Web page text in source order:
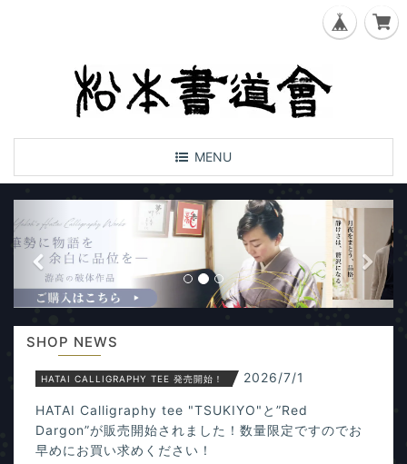
T
o
g
l
e
n
a
i
o
n
MENU
P
r
e
v
i
u
s
N
x
t
SHOP NEWS
HATAI CALLIGRAPHY TEE 発売開始！ 2026/7/1
HATAI Calligraphy tee "TSUKIYO"と”Red
Dargon”が販売開始されました！数量限定ですのでお
早めにお買い求めください！